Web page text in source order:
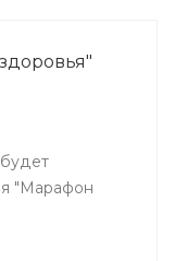
будет
"Марафон